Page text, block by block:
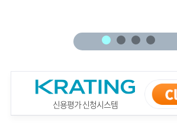
신용평가 신청시스템